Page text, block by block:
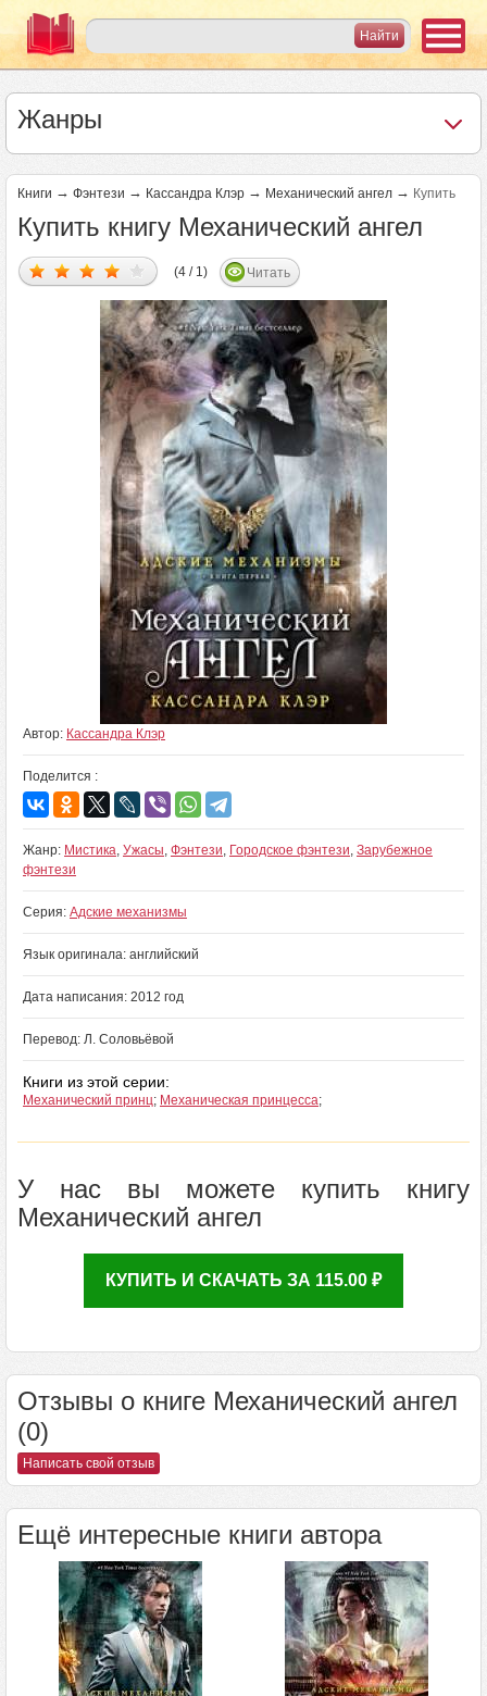
Жанры
Книги → Фэнтези → Кассандра Клэр → Механический ангел → Купить
Купить книгу Механический ангел
(4 / 1) Читать
Автор: Кассандра Клэр
Поделится :
Жанр: Мистика, Ужасы, Фэнтези, Городское фэнтези, Зарубежное
фэнтези
Серия: Адские механизмы
Язык оригинала: английский
Дата написания: 2012 год
Перевод: Л. Соловьёвой
Книги из этой серии:
Механический принц; Механическая принцесса;
У нас вы можете купить книгу
Механический ангел
КУПИТЬ И СКАЧАТЬ ЗА 115.00 ₽
Отзывы о книге Механический ангел
(0)
Написать свой отзыв
Ещё интересные книги автора